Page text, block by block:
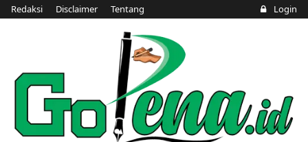
Redaksi Disclaimer Tentang Login